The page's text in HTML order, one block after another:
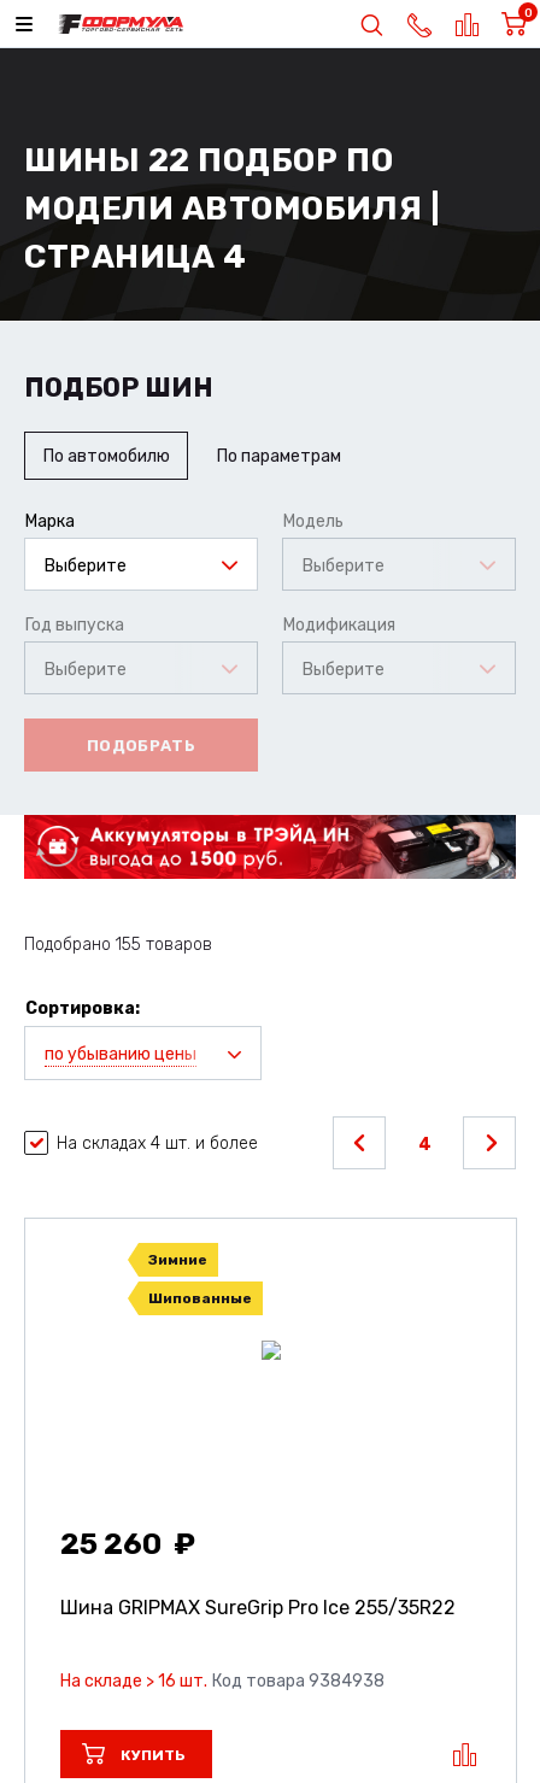
0
ШИНЫ 22 ПОДБОР ПО
МОДЕЛИ АВТОМОБИЛЯ |
СТРАНИЦА 4
ПОДБОР ШИН
По автомобилю По параметрам
Марка
Выберите
Модель
Выберите
Год выпуска
Выберите
Модификация
Выберите
ПОДОБРАТЬ
Подобрано 155 товаров
Сортировка:
по убыванию цены
На складах 4 шт. и более 4
Зимние
Шипованные
25 260
Шина GRIPMAX SureGrip Pro Ice 255/35R22
На складе > 16 шт. Код товара 9384938
КУПИТЬ